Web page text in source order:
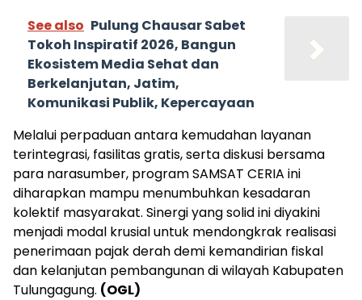
See also Pulung Chausar Sabet
Tokoh Inspiratif 2026, Bangun
Ekosistem Media Sehat dan
Berkelanjutan, Jatim,
Komunikasi Publik, Kepercayaan
Melalui perpaduan antara kemudahan layanan
terintegrasi, fasilitas gratis, serta diskusi bersama
para narasumber, program SAMSAT CERIA ini
diharapkan mampu menumbuhkan kesadaran
kolektif masyarakat. Sinergi yang solid ini diyakini
menjadi modal krusial untuk mendongkrak realisasi
penerimaan pajak derah demi kemandirian fiskal
dan kelanjutan pembangunan di wilayah Kabupaten
Tulungagung. (OGL)